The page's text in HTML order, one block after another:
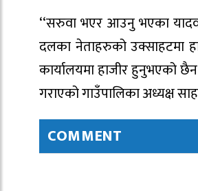
‘‘सरुवा भएर आउनु भएका
दलका नेताहरुको उक्साहटमा
कार्यालयमा हाजीर हुनुभएको
गराएको गाउँपालिका अध्यक्ष
COMMENT